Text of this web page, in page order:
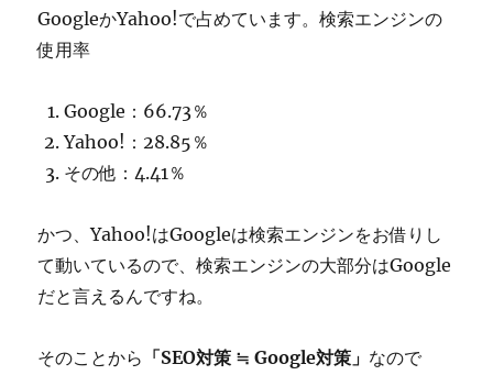
GoogleかYahoo!で占めています。検索エンジンの
使用率
Google：66.73％
Yahoo!：28.85％
その他：4.41％
かつ、Yahoo!はGoogleは検索エンジンをお借りし
て動いているので、検索エンジンの大部分はGoogle
だと言えるんですね。
そのことから 「SEO対策 ≒ Google対策」 なので